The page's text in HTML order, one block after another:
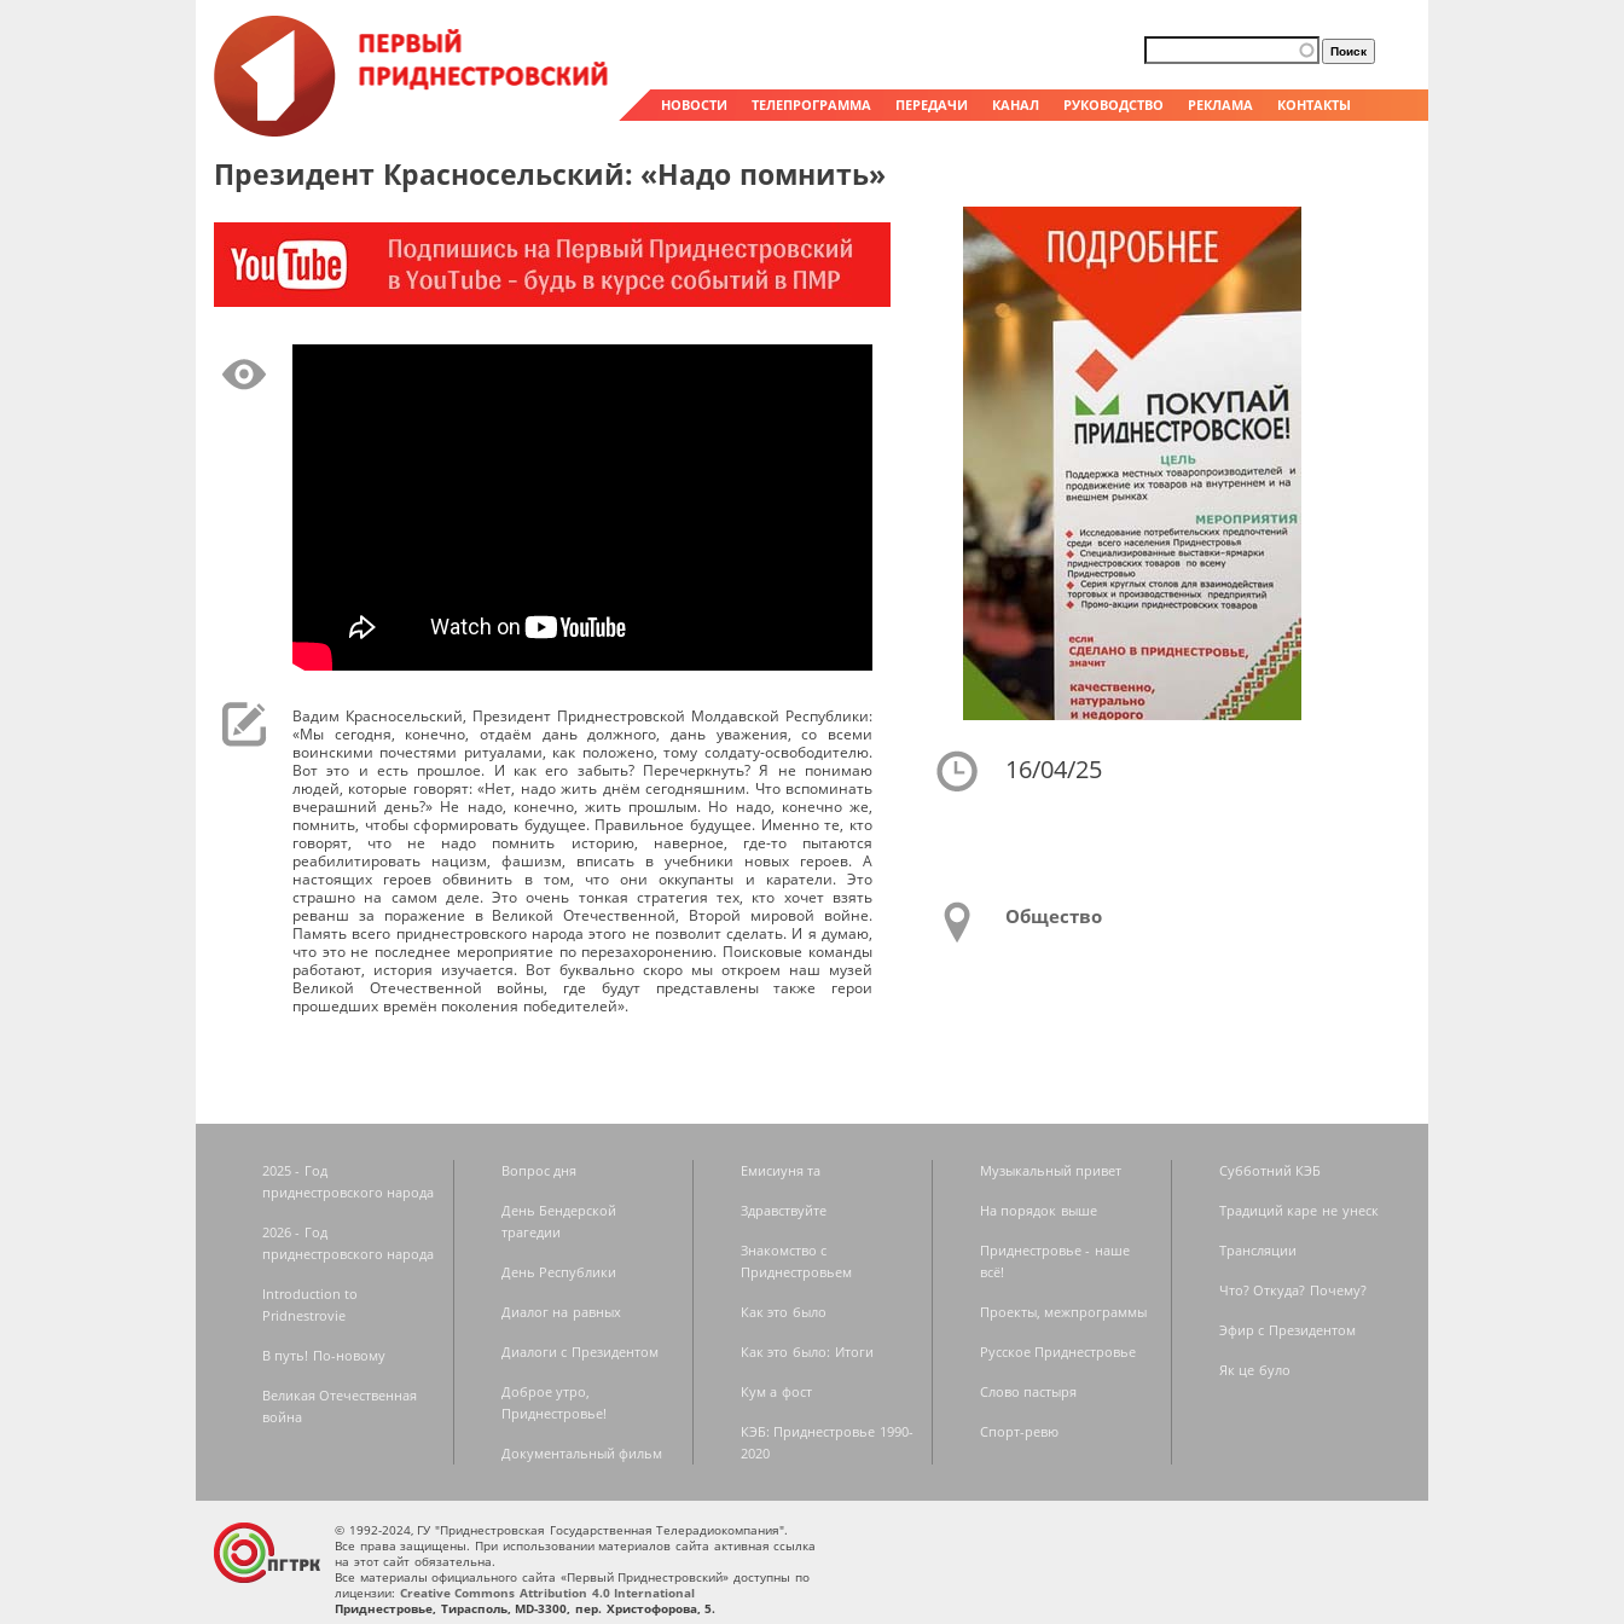
НОВОСТИ ТЕЛЕПРОГРАММА ПЕРЕДАЧИ КАНАЛ РУКОВОДСТВО РЕКЛАМА КОНТАКТЫ
Форма поиска
Поиск
Президент Красносельский: «Надо помнить»
Вадим Красносельский, Президент Приднестровской Молдавской Республики:
«Мы сегодня, конечно, отдаём дань должного, дань уважения, со всеми
воинскими почестями ритуалами, как положено, тому солдату-освободителю.
Вот это и есть прошлое. И как его забыть? Перечеркнуть? Я не понимаю
людей, которые говорят: «Нет, надо жить днём сегодняшним. Что вспоминать
вчерашний день?» Не надо, конечно, жить прошлым. Но надо, конечно же,
помнить, чтобы сформировать будущее. Правильное будущее. Именно те, кто
говорят, что не надо помнить историю, наверное, где-то пытаются
реабилитировать нацизм, фашизм, вписать в учебники новых героев. А
настоящих героев обвинить в том, что они оккупанты и каратели. Это
страшно на самом деле. Это очень тонкая стратегия тех, кто хочет взять
реванш за поражение в Великой Отечественной, Второй мировой войне.
Память всего приднестровского народа этого не позволит сделать. И я думаю,
что это не последнее мероприятие по перезахоронению. Поисковые команды
работают, история изучается. Вот буквально скоро мы откроем наш музей
Великой Отечественной войны, где будут представлены также герои
прошедших времён поколения победителей».
16/04/25
Общество
2025 - Год
приднестровского народа
2026 - Год
приднестровского народа
Introduction to
Pridnestrovie
В путь! По-новому
Великая Отечественная
война
Вопрос дня
День Бендерской
трагедии
День Республики
Диалог на равных
Диалоги с Президентом
Доброе утро,
Приднестровье!
Документальный фильм
Емисиуня та
Здравствуйте
Знакомство с
Приднестровьем
Как это было
Как это было: Итоги
Кум а фост
КЭБ: Приднестровье 1990-
2020
Музыкальный привет
На порядок выше
Приднестровье - наше
всё!
Проекты, межпрограммы
Русское Приднестровье
Слово пастыря
Спорт-ревю
Субботний КЭБ
Традиций каре не унеск
Трансляции
Что? Откуда? Почему?
Эфир с Президентом
Як це було
© 1992-2024, ГУ "Приднестровская Государственная Телерадиокомпания".
Все права защищены. При использовании материалов сайта активная ссылка
на этот сайт обязательна.
Все материалы официального сайта «Первый Приднестровский» доступны по
лицензии: Creative Commons Attribution 4.0 International
Приднестровье, Тирасполь, MD-3300, пер. Христофорова, 5.